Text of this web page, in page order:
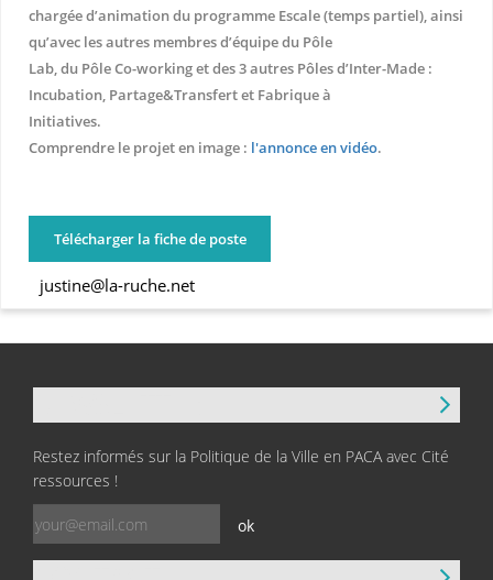
chargée d’animation du programme Escale (temps partiel), ainsi
qu’avec les autres membres d’équipe du Pôle
Lab, du Pôle Co-working et des 3 autres Pôles d’Inter-Made :
Incubation, Partage&Transfert et Fabrique à
Initiatives.
Comprendre le projet en image : l'annonce en vidéo.
Télécharger la fiche de poste
justine@la-ruche.net
Restez informés sur la Politique de la Ville en PACA avec Cité
ressources !
ok